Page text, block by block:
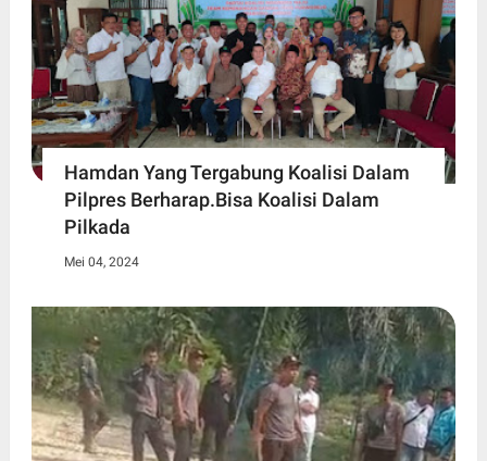
Hamdan Yang Tergabung Koalisi Dalam
Pilpres Berharap.Bisa Koalisi Dalam
Pilkada
Mei 04, 2024